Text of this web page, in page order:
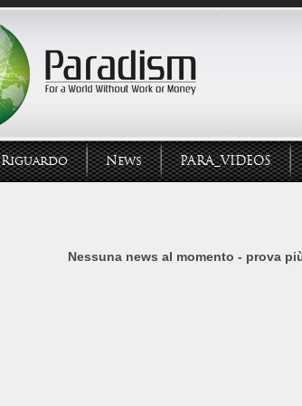
Riguardo News PARA_VIDEOS
Nessuna news al momento - prova